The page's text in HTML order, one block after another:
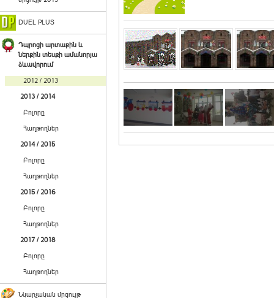
DUEL PLUS
Դպրոցի արտաքին և
ներքին տեսքի ամանորյա
ձևավորում
2012 / 2013
2013 / 2014
Բոլորը
Հաղթողներ
2014 / 2015
Բոլորը
Հաղթողներ
2015 / 2016
Բոլորը
Հաղթողներ
2017 / 2018
Բոլորը
Հաղթողներ
Նկարչական մրցույթ